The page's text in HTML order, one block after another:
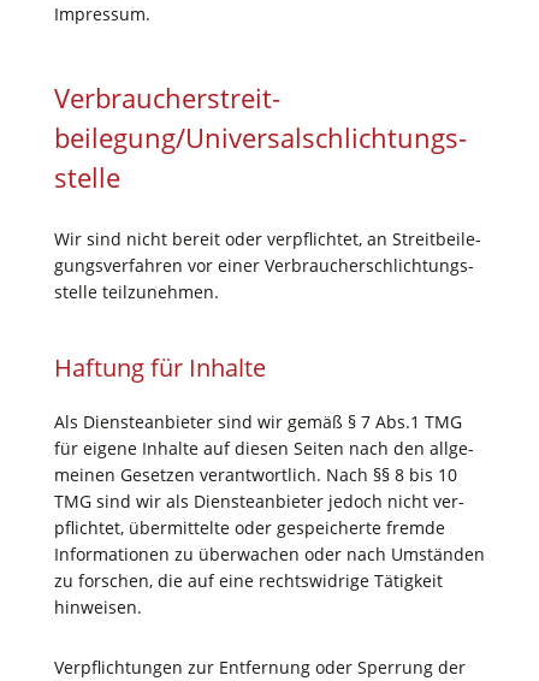
Impressum.
Verbraucher­streit­
beilegung/Universal­schlichtungs­
stelle
Wir sind nicht bereit oder ver­pflich­tet, an Streit­bei­le­
gungs­ver­fah­ren vor einer Ver­brau­cher­schlich­tungs­
stel­le teilzunehmen.
Haf­tung für Inhalte
Als Diens­te­an­bie­ter sind wir gemäß § 7 Abs.1 TMG
für eige­ne Inhal­te auf die­sen Sei­ten nach den all­ge­
mei­nen Geset­zen ver­ant­wort­lich. Nach §§ 8 bis 10
TMG sind wir als Diens­te­an­bie­ter jedoch nicht ver­
pflich­tet, über­mit­tel­te oder gespei­cher­te frem­de
Infor­ma­tio­nen zu über­wa­chen oder nach Umstän­den
zu for­schen, die auf eine rechts­wid­ri­ge Tätig­keit
hinweisen.
Ver­pflich­tun­gen zur Ent­fer­nung oder Sper­rung der